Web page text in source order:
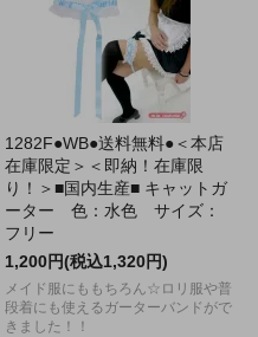
1282F●WB●送料無料●＜本店
在庫限定＞＜即納！在庫限
り！＞■国内生産■ キャットガ
ーター 色：水色 サイズ：
フリー
1,200円(税込1,320円)
メイド服にももちろん☆ロリ服や普
段着にも使えるガーターバンドがで
きました！！